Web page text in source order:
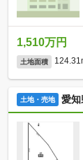
1,510万円
土地面積
土地・売地 愛知